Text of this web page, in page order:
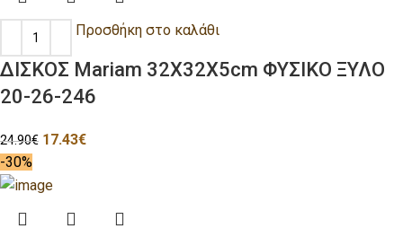
Προσθήκη στο καλάθι
ΔΙΣΚΟΣ Mariam 32X32X5cm ΦΥΣΙΚΟ ΞΥΛΟ
20-26-246
24.90€ 17.43€
-30%